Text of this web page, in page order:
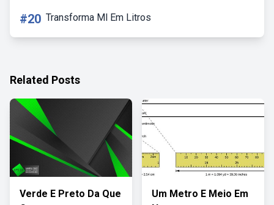
#20 Transforma Ml Em Litros
Related Posts
Verde E Preto Da Que
Um Metro E Meio Em